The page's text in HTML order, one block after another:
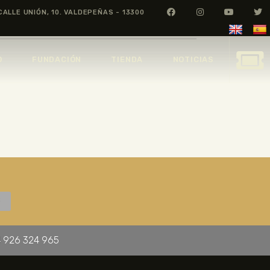
UNIÓN, 10. VALDEPEÑAS - 13300
926 324 965